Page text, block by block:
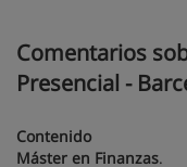
Comentarios
Presencial -
Contenido
Máster en Finanzas.